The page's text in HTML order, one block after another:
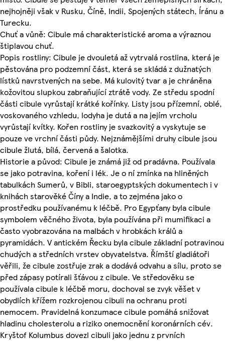
nejhojněji však v Rusku, Číně, Indii, Spojených státech, Íránu a
Turecku.
Chuť a vůně: Cibule má charakteristické aroma a výraznou
štiplavou chuť.
Popis rostliny: Cibule je dvouletá až vytrvalá rostlina, která je
pěstována pro podzemní část, která se skládá z dužnatých
lístků navrstvených na sebe. Má kulovitý tvar a je chráněna
kožovitou slupkou zabraňující ztrátě vody. Ze středu spodní
části cibule vyrůstají krátké kořínky. Listy jsou přízemní, oblé,
voskovaného vzhledu, lodyha je dutá a na jejím vrcholu
vyrůstají kvítky. Kořen rostliny je svazkovitý a vyskytuje se
pouze ve vrchní části půdy. Nejznámějšími druhy cibule jsou
cibule žlutá, bílá, červená a šalotka.
Historie a původ: Cibule je známá již od pradávna. Používala
se jako potravina, koření i lék. Je o ní zmínka na hliněných
tabulkách Sumerů, v Bibli, staroegyptských dokumentech i v
knihách starověké Číny a Indie, a to zejména jako o
prostředku používanému k léčbě. Pro Egypťany byla cibule
symbolem věčného života, byla používána při mumifikaci a
často vyobrazována na malbách v hrobkách králů a
pyramidách. V antickém Řecku byla cibule základní potravinou
chudých a středních vrstev obyvatelstva. Římští gladiátoři
věřili, že cibule zostřuje zrak a dodává odvahu a sílu, proto se
před zápasy potírali šťávou z cibule. Ve středověku se
používala cibule k léčbě moru, dochoval se zvyk věšet v
obydlích křížem rozkrojenou cibuli na ochranu proti
nemocem. Pravidelná konzumace cibule pomáhá snižovat
hladinu cholesterolu a riziko onemocnění koronárních cév.
Kryštof Kolumbus dovezl cibuli jako jednu z prvních